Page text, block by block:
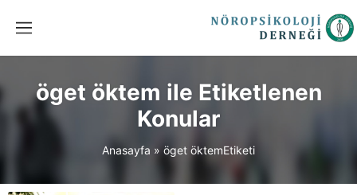
öget öktem ile Etiketlenen
Konular
Anasayfa » öget öktemEtiketi